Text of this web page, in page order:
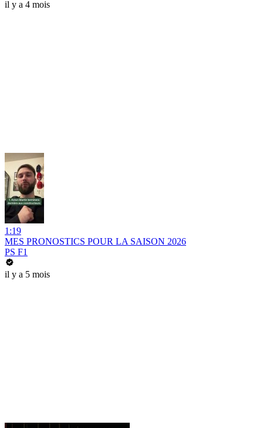
il y a 4 mois
1:19
MES PRONOSTICS POUR LA SAISON 2026
PS F1
il y a 5 mois